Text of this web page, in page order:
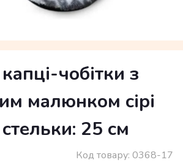
чобітки з
малюнком сірі
25 см
Код товару: 0368-17